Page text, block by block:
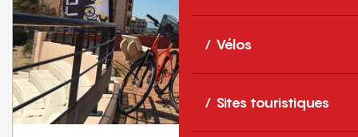
Vélos
Sites touristiques